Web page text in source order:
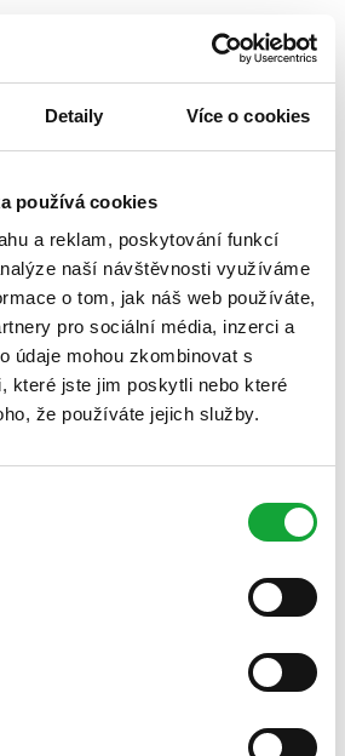
Detaily Více o cookies
používá cookies
a reklam, poskytování funkcí
naší návštěvnosti využíváme
o tom, jak náš web používáte,
pro sociální média, inzerci a
údaje mohou zkombinovat s
které jste jim poskytli nebo které
že používáte jejich služby.